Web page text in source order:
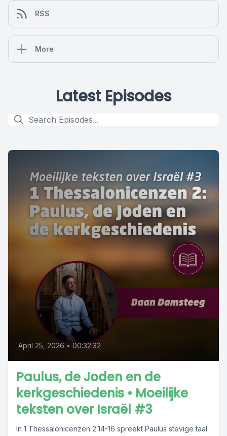
RSS
More
Latest Episodes
April 25, 2026 • 00:32:32
Paulus, de Joden en de
kerkgeschiedenis • Moeilijke
teksten over Israël #3
In 1 Thessalonicenzen 2:14-16 spreekt Paulus stevige taal